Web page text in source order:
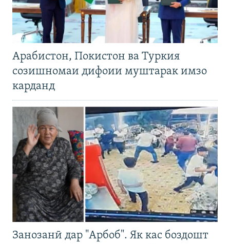
Арабистон, Покистон ва Туркия
созишномаи дифоии муштарак имзо
карданд
Занозанӣ дар "Арбоб". Як кас боздошт